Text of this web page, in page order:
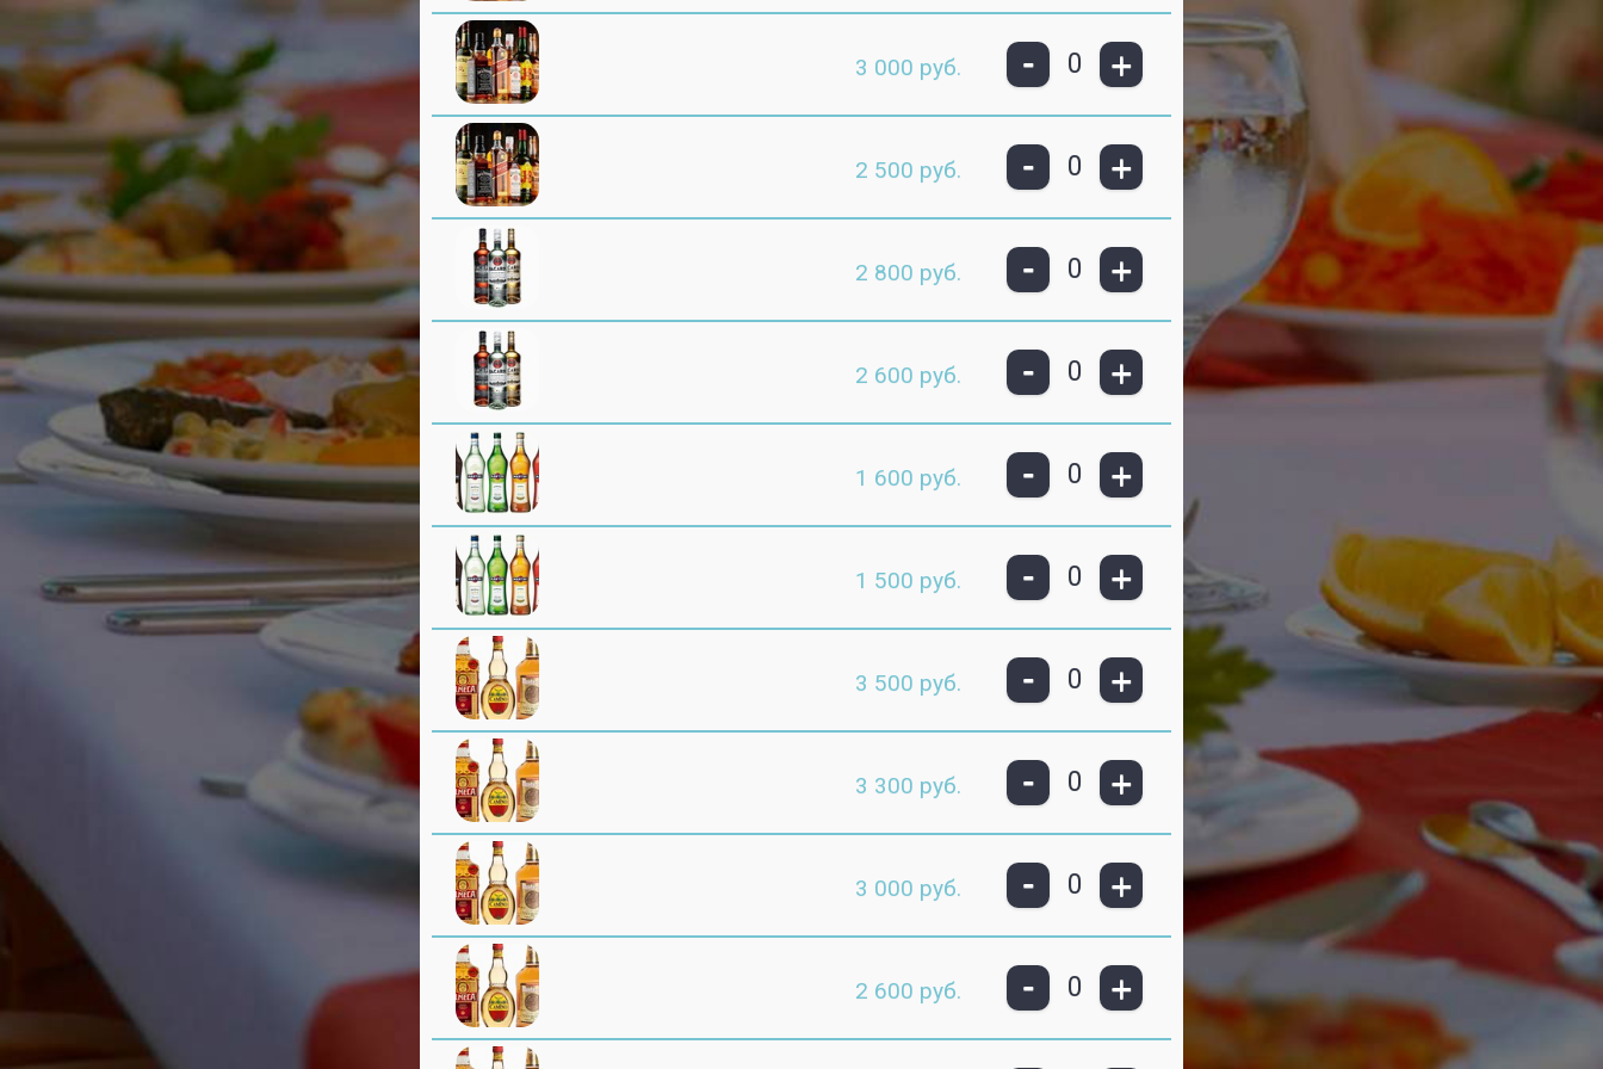
3 000 руб. - 0 +
2 500 руб. - 0 +
2 800 руб. - 0 +
2 600 руб. - 0 +
1 600 руб. - 0 +
1 500 руб. - 0 +
3 500 руб. - 0 +
3 300 руб. - 0 +
3 000 руб. - 0 +
2 600 руб. - 0 +